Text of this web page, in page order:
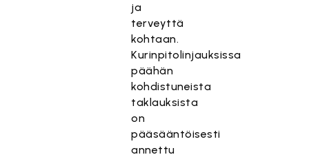
ja
terveyttä
kohtaan.
Kurinpitolinjauksissa
päähän
kohdistuneista
taklauksista
on
pääsääntöisesti
annettu